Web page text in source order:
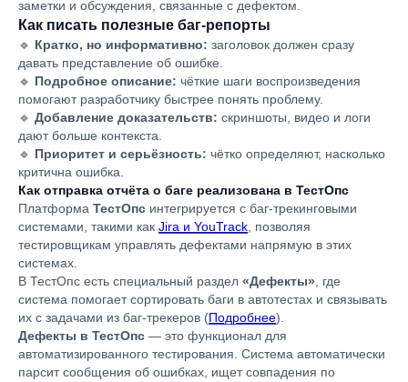
заметки и обсуждения, связанные с дефектом.
Как писать полезные баг-репорты
🔹 Кратко, но информативно: заголовок должен сразу
давать представление об ошибке.
🔹 Подробное описание: чёткие шаги воспроизведения
помогают разработчику быстрее понять проблему.
🔹 Добавление доказательств: скриншоты, видео и логи
дают больше контекста.
🔹 Приоритет и серьёзность: чётко определяют, насколько
критична ошибка.
Как отправка отчёта о баге реализована в ТестОпс
Платформа ТестОпс интегрируется с баг-трекинговыми
системами, такими как Jira и YouTrack , позволяя
тестировщикам управлять дефектами напрямую в этих
системах.
В ТестОпс есть специальный раздел «Дефекты» , где
система помогает сортировать баги в автотестах и связывать
их с задачами из баг-трекеров (Подробнее).
Дефекты в ТестОпс — это функционал для
автоматизированного тестирования. Система автоматически
парсит сообщения об ошибках, ищет совпадения по